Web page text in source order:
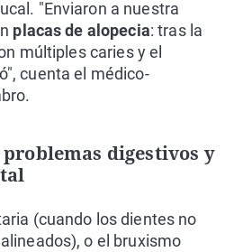
"Enviaron a nuestra
placas de alopecia: tras la
múltiples caries y el
cuenta el médico-
digestivos y
(cuando los dientes no
o el bruxismo